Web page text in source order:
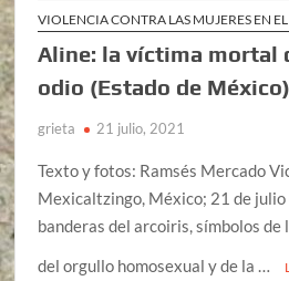
VIOLENCIA CONTRA LAS MUJERES EN
Aline: la víctima mortal
odio (Estado de México)
grieta 21 julio, 2021
Texto y fotos: Ramsés Mercado
Mexicaltzingo, México; 21 de
banderas del arcoiris, símbolos de
del orgullo homosexual y de la …